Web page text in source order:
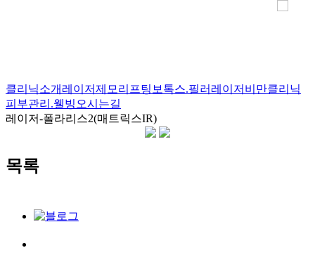
클리닉소개 레이저제모 리프팅 보톡스.필러 레이저 비만클리닉
피부관리.웰빙 오시는길
레이저-폴라리스2(매트릭스IR)
본문
목록